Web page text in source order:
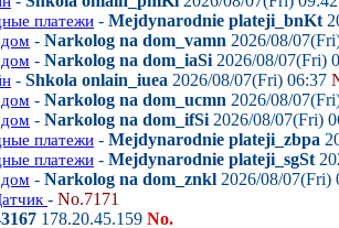
платежи - Mejdynarodnie plateji_bnKt
- Narkolog na dom_vamn 2026/08/
- Narkolog na dom_iaSi 2026/08/07(Fri)
- Shkola onlain_iuea 2026/08/07(Fri) 06:37
- Narkolog na dom_ucmn 2026/08/
- Narkolog na dom_ifSi 2026/08/07(Fri)
платежи - Mejdynarodnie plateji_zbpa
платежи - Mejdynarodnie plateji_sgSt
- Narkolog na dom_znkl 2026/08/07(Fri)
- No.7171
178.20.45.159 No.